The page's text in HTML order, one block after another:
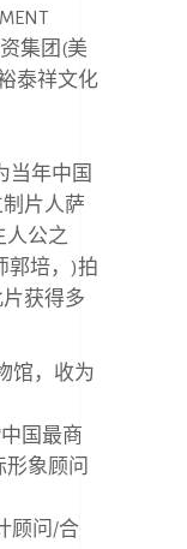
集团(美
泰祥文化
当年中国
片人萨
人公之
郭培，)拍
获得多
馆，收为
国最商
象顾问
顾问/合